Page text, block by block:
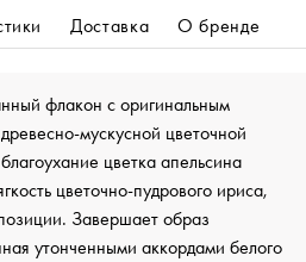
Доставка О бренде
флакон с оригинальным
мускусной цветочной
цветка апельсина
цветочно-пудрового ириса,
Завершает образ
утонченными аккордами белого